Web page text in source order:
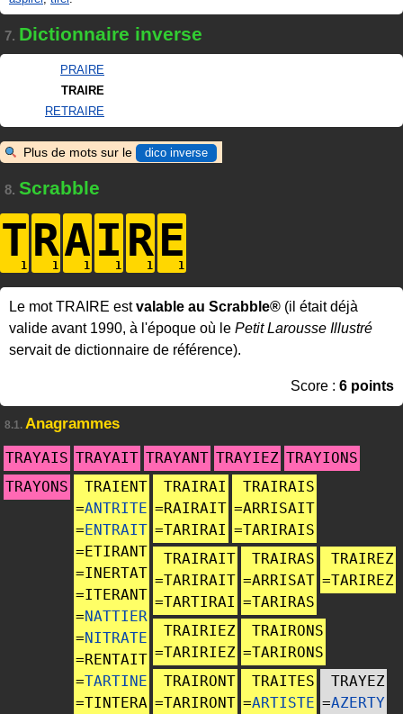
7. Dictionnaire inverse
PRAIRE
TRAIRE
RETRAIRE
Plus de mots sur le dico inverse
8. Scrabble
TRAI RE
Le mot TRAIRE estvalable au Scrabble® (il était déjà
valide avant 1990, à l'époque où le Petit Larousse Illustré
servait de dictionnaire de référence).
Score : 6 points
8.1. Anagrammes
TRAYAIS TRAYAIT TRAYANT TRAYIEZ TRAYIONS
TRAYONS
TRAIENT
=ANTRITE
=ENTRAIT
=ETIRANT
=INERTAT
=ITERANT
=NATTIER
=NITRATE
=RENTAIT
=TARTINE
=TINTERA
TRAIRAI
=RAIRAIT
=TARIRAI
TRAIRAIS
=ARRISAIT
=TARIRAIS
TRAIRAIT
=TARIRAIT
=TARTIRAI
TRAIRAS
=ARRISAT
=TARIRAS
TRAIREZ
=TARIREZ
TRAIRIEZ
=TARIRIEZ
TRAIRONS
=TARIRONS
TRAIRONT
=TARIRONT
TRAITES
=ARTISTE
TRAYEZ
=AZERTY